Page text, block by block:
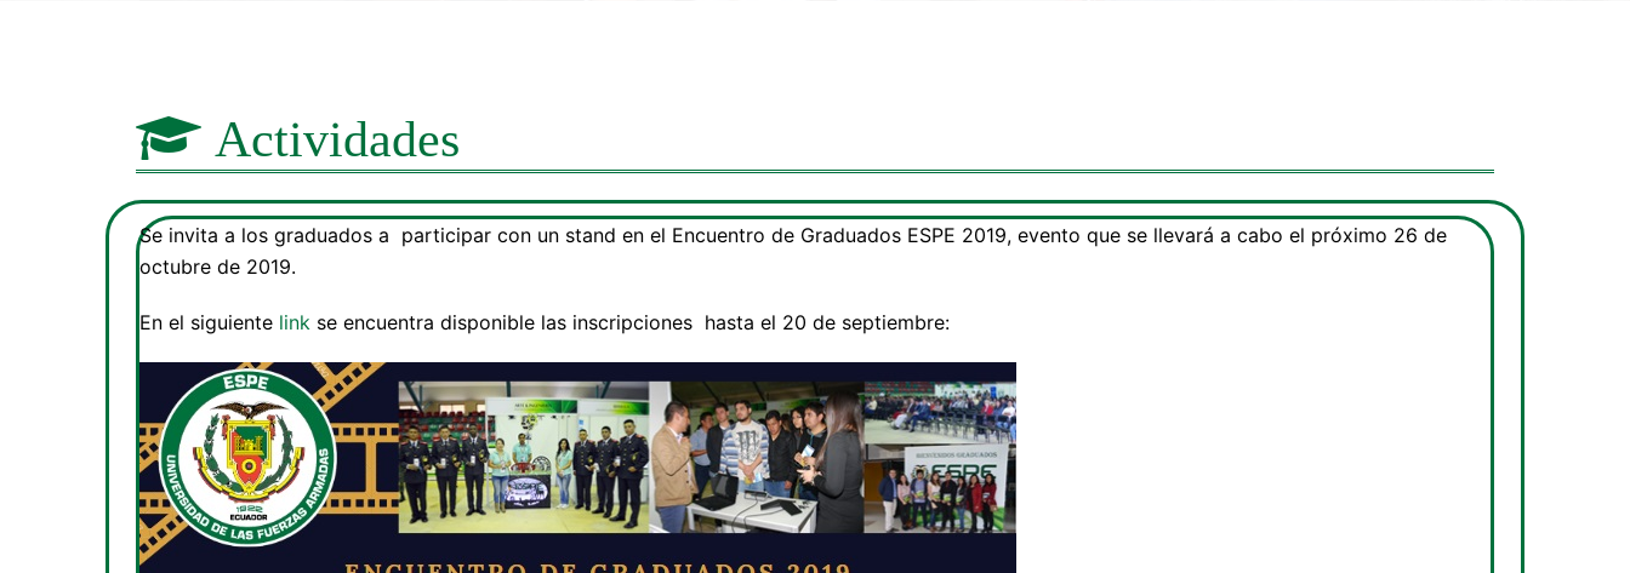
Actividades
Se invita a los graduados a participar con un stand en el Encuentro de Graduados ESPE 2019, evento que se llevará a cabo el próximo 26 de
octubre de 2019.
En el siguiente link se encuentra disponible las inscripciones hasta el 20 de septiembre: